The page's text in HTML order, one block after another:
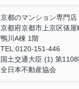
京都のマンション専門店
京都府京都市上京区俵
鴨川A棟 1階
TEL:0120-151-446
国土交通大臣 (1) 第
全日本不動産協会